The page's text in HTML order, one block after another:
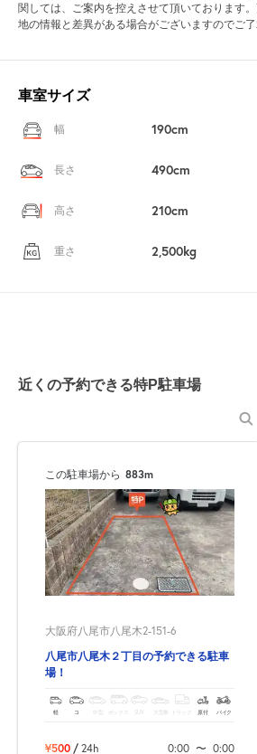
関しては、ご案内を控えさせて頂いております
地の情報と差異がある場合がございますのでご了
車室サイズ
幅 190cm
長さ 490cm
高さ 210cm
重さ 2,500kg
近くの予約できる特P駐車場
この駐車場から 883m
大阪府八尾市八尾木2-151-6
八尾市八尾木２丁目の予約できる駐車
場！
軽 コ ボックス SUV トラック 原付 バイク
¥500 / 24h 0:00 〜 0:00